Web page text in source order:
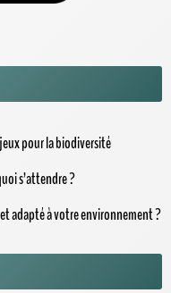
pour la biodiversité
s’attendre ?
adapté à votre environnement ?